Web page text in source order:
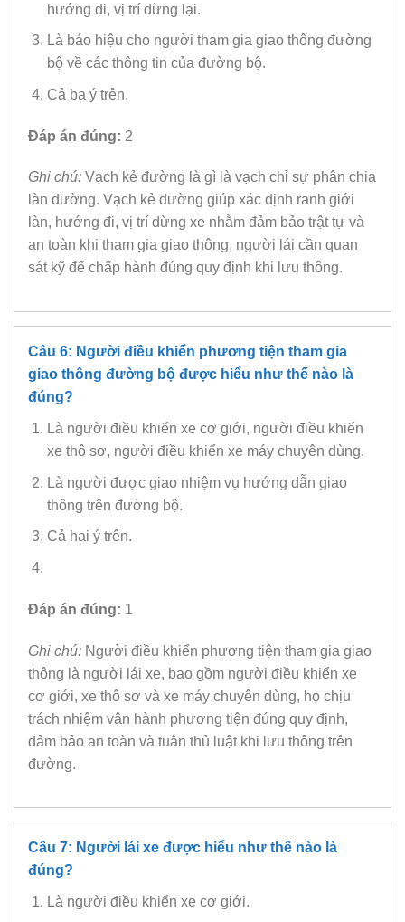
hướng đi, vị trí dừng lại.
Là báo hiệu cho người tham gia giao thông đường
bộ về các thông tin của đường bộ.
Cả ba ý trên.
Đáp án đúng: 2
Ghi chú: Vạch kẻ đường là gì là vạch chỉ sự phân chia
làn đường. Vạch kẻ đường giúp xác định ranh giới
làn, hướng đi, vị trí dừng xe nhằm đảm bảo trật tự và
an toàn khi tham gia giao thông, người lái cần quan
sát kỹ để chấp hành đúng quy định khi lưu thông.
Câu 6: Người điều khiển phương tiện tham gia
giao thông đường bộ được hiểu như thế nào là
đúng?
Là người điều khiển xe cơ giới, người điều khiển
xe thô sơ, người điều khiển xe máy chuyên dùng.
Là người được giao nhiệm vụ hướng dẫn giao
thông trên đường bộ.
Cả hai ý trên.
Đáp án đúng: 1
Ghi chú: Người điều khiển phương tiện tham gia giao
thông là người lái xe, bao gồm người điều khiển xe
cơ giới, xe thô sơ và xe máy chuyên dùng, họ chịu
trách nhiệm vận hành phương tiện đúng quy định,
đảm bảo an toàn và tuân thủ luật khi lưu thông trên
đường.
Câu 7: Người lái xe được hiểu như thế nào là
đúng?
Là người điều khiển xe cơ giới.